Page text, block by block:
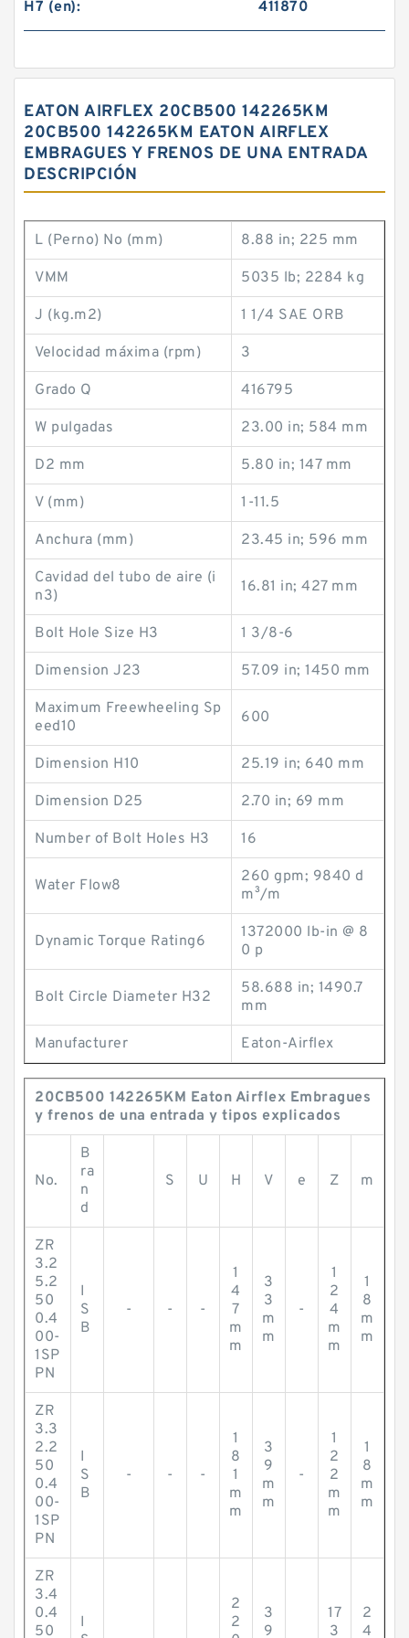
H7 (en): 411870
EATON AIRFLEX 20CB500 142265KM
20CB500 142265KM EATON AIRFLEX
EMBRAGUES Y FRENOS DE UNA ENTRADA
DESCRIPCIÓN
L (Perno) No (mm) 8.88 in; 225 mm
VMM 5035 lb; 2284 kg
J (kg.m2) 1 1/4 SAE ORB
Velocidad máxima (rpm) 3
Grado Q 416795
W pulgadas 23.00 in; 584 mm
D2 mm 5.80 in; 147 mm
V (mm) 1-11.5
Anchura (mm) 23.45 in; 596 mm
Cavidad del tubo de aire (i
n3)
16.81 in; 427 mm
Bolt Hole Size H3 1 3/8-6
Dimension J23 57.09 in; 1450 mm
Maximum Freewheeling Sp
eed10
600
Dimension H10 25.19 in; 640 mm
Dimension D25 2.70 in; 69 mm
Number of Bolt Holes H3 16
Water Flow8
260 gpm; 9840 d
m³/m
Dynamic Torque Rating6
1372000 lb-in @ 8
0 p
Bolt Circle Diameter H32
58.688 in; 1490.7
mm
Manufacturer Eaton-Airflex
20CB500 142265KM Eaton Airflex Embragues
y frenos de una entrada y tipos explicados
No.
B
ra
n
d
S U H V e Z m
ZR
3.2
5.2
50
0.4
00-
1SP
PN
I
S
B
- - -
1
4
7
m
m
3
3
m
m
-
1
2
4
m
m
1
8
m
m
ZR
3.3
2.2
50
0.4
00-
1SP
PN
I
S
B
- - -
1
8
1
m
m
3
9
m
m
-
1
2
2
m
m
1
8
m
m
ZR
3.4
0.4
50
I
2
2
3
9
17
3
2
4